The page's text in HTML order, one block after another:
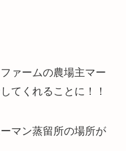
ァームの農場主マー
てくれることに！！
マン蒸留所の場所が